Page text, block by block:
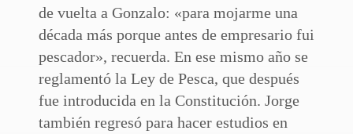
de vuelta a Gonzalo: «para mojarme una
década más porque antes de empresario fui
pescador», recuerda. En ese mismo año se
reglamentó la Ley de Pesca, que después
fue introducida en la Constitución. Jorge
también regresó para hacer estudios en